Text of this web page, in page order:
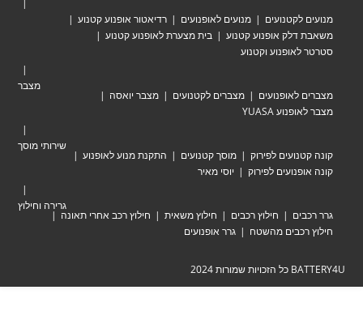
מנועים לאופנועים
רדיאטור אופנוע קטנוע
אופנוע קטנוע
בית מצערת לאופנוע קטנוע
וקטנוע
מצברים לקטנועים
מצבר יואסה
לפירוק מוסך קטנועים
התקנת מנוע לאופנוע
לפירוק
יוסי מאיר
חילוץ רכבים חילוץ משאית
חילוץ רכב אחרי תאונה
מהשטח
גרר אופנועים